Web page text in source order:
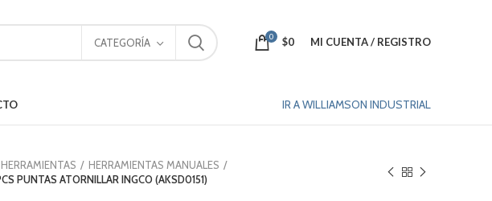
CATEGORÍA 0 $0 MI CUENTA / REGISTRO
IR A WILLIAMSON INDUSTRIAL
HERRAMIENTAS
HERRAMIENTAS MANUALES
PUNTAS ATORNILLAR INGCO (AKSD0151)